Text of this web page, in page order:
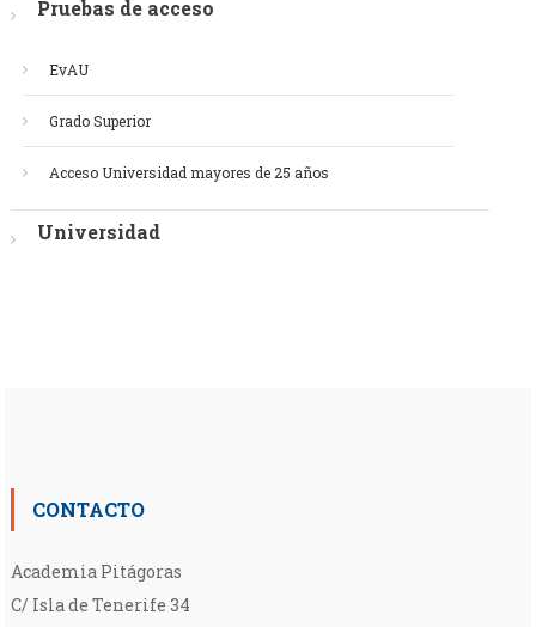
Pruebas de acceso
EvAU
Grado Superior
Acceso Universidad mayores de 25 años
Universidad
CONTACTO
Academia Pitágoras
C/ Isla de Tenerife 34